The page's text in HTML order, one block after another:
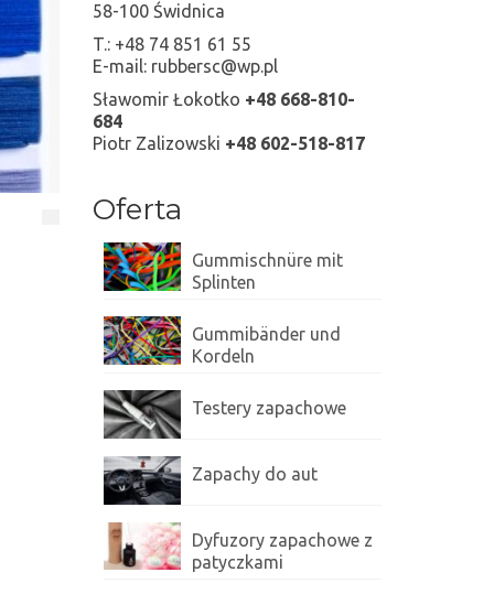
58-100 Świdnica
T.: +48 74 851 61 55
E-mail: rubbersc@wp.pl
Sławomir Łokotko +48 668-810-
684
Piotr Zalizowski +48 602-518-817
Oferta
Gummischnüre mit
Splinten
Gummibänder und
Kordeln
Testery zapachowe
Zapachy do aut
Dyfuzory zapachowe z
patyczkami